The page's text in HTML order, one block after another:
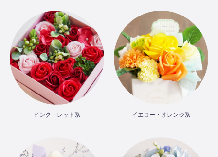
ピンク・レッド系 イエロー・オレンジ系